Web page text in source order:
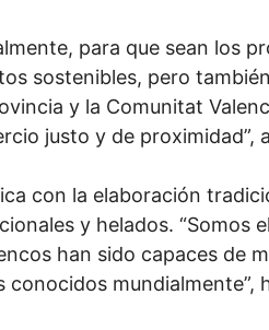
para que sean los
sostenibles, pero
y la Comunitat
justo y de proximidad”,
con la elaboración
y helados. “Somos
han sido capaces de
mundialmente”,